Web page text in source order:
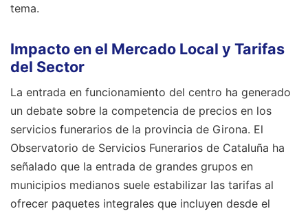
tema.
Impacto en el Mercado Local y Tarifas
del Sector
La entrada en funcionamiento del centro ha generado
un debate sobre la competencia de precios en los
servicios funerarios de la provincia de Girona. El
Observatorio de Servicios Funerarios de Cataluña ha
señalado que la entrada de grandes grupos en
municipios medianos suele estabilizar las tarifas al
ofrecer paquetes integrales que incluyen desde el